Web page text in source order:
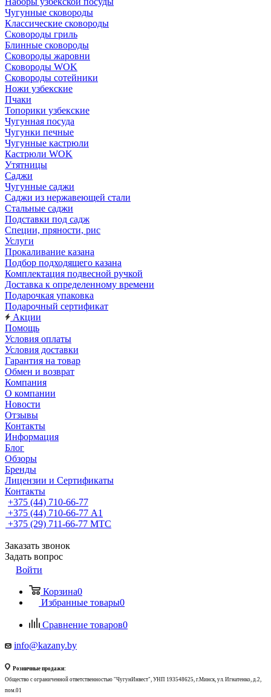
Чугунные сковороды
Классические сковороды
Сковороды гриль
Блинные сковороды
Сковороды жаровни
Сковороды WOK
Сковороды сотейники
Ножи узбекские
Пчаки
Топорики узбекские
Чугунная посуда
Чугунки печные
Чугунные кастрюли
Кастрюли WOK
Утятницы
Саджи
Чугунные саджи
Саджи из нержавеющей стали
Стальные саджи
Подставки под садж
Специи, пряности, рис
Услуги
Прокаливание казана
Подбор подходящего казана
Комплектация подвесной ручкой
Доставка к определенному времени
Подарочкая упаковка
Подарочный сертификат
Акции
Помощь
Условия оплаты
Условия доставки
Гарантия на товар
Обмен и возврат
Компания
О компании
Новости
Отзывы
Контакты
Информация
Блог
Обзоры
Бренды
Лицензии и Сертификаты
Контакты
+375 (44) 710-66-77
+375 (44) 710-66-77 А1
+375 (29) 711-66-77 МТС
Заказать звонок
Задать вопрос
Войти
Корзина0
Избранные товары0
Сравнение товаров0
info@kazany.by
Розничные продажи:
Общество с ограниченной ответственностью "ЧугунИнвест", УНП 193548625, г.Минск, ул. Игнатенко, д.2,
пом.01